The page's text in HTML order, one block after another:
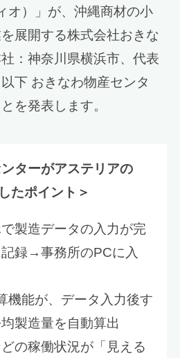
オ）」が、沖縄商材の小
展開する株式会社おきな
：神奈川県横浜市、代表
下 おきなわ物産センタ
を発表します。
ターがアステリアの
たポイント＞
製造データの入力が完
録→事務所のPCに入
機能が、データ入力後す
製造量を自動算出
の稼働状況が「見える